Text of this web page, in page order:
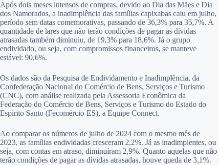
Após dois meses intensos de compras, devido ao Dia das Mães e Dia
dos Namorados, a inadimplência das famílias capixabas caiu em julho,
período sem datas comemorativas, passando de 36,3% para 35,7%. A
quantidade de lares que não terão condições de pagar as dívidas
atrasadas também diminuiu, de 19,3% para 18,6%. Já o grupo
endividado, ou seja, com compromissos financeiros, se manteve
estável: 90,6%.
Os dados são da Pesquisa de Endividamento e Inadimplência, da
Confederação Nacional do Comércio de Bens, Serviços e Turismo
(CNC), com análise realizada pela Assessoria Econômica da
Federação do Comércio de Bens, Serviços e Turismo do Estado do
Espírito Santo (Fecomércio-ES), a Equipe Connect.
Ao comparar os números de julho de 2024 com o mesmo mês de
2023, as famílias endividadas cresceram 2,2%. Já as inadimplentes, ou
seja, com contas em atraso, diminuíram 2,9%. Quanto aquelas que não
terão condições de pagar as dívidas atrasadas, houve queda de 3,1%.